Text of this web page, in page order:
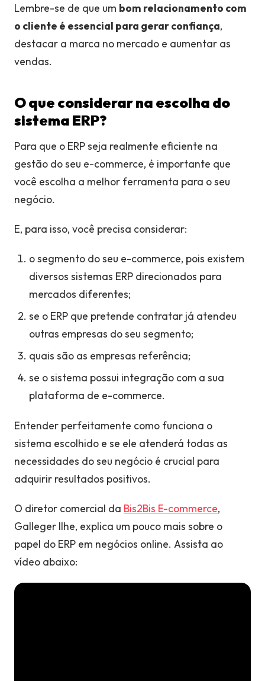
Lembre-se de que um bom relacionamento com
o cliente é essencial para gerar confiança,
destacar a marca no mercado e aumentar as
vendas.
O que considerar na escolha do
sistema ERP?
Para que o ERP seja realmente eficiente na
gestão do seu e-commerce, é importante que
você escolha a melhor ferramenta para o seu
negócio.
E, para isso, você precisa considerar:
o segmento do seu e-commerce, pois existem
diversos sistemas ERP direcionados para
mercados diferentes;
se o ERP que pretende contratar já atendeu
outras empresas do seu segmento;
quais são as empresas referência;
se o sistema possui integração com a sua
plataforma de e-commerce.
Entender perfeitamente como funciona o
sistema escolhido e se ele atenderá todas as
necessidades do seu negócio é crucial para
adquirir resultados positivos.
O diretor comercial da Bis2Bis E-commerce,
Galleger Ilhe, explica um pouco mais sobre o
papel do ERP em negócios online. Assista ao
vídeo abaixo: